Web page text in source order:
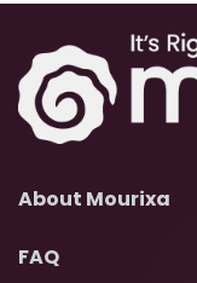
About Mourixa
FAQ